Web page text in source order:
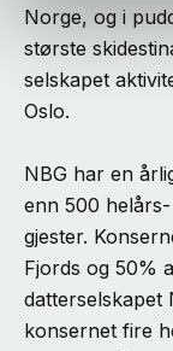
Norge, og i
største
selskapet
Oslo.
NBG har en
enn 500
gjester.
Fjords og 50%
datterselskapet
konsernet fire